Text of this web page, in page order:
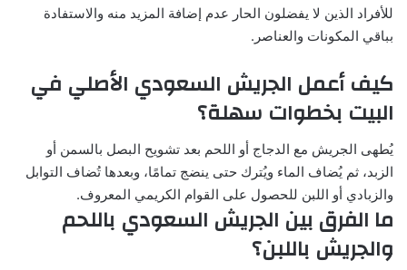
للأفراد الذين لا يفضلون الحار عدم إضافة المزيد منه والاستفادة
بباقي المكونات والعناصر.
كيف أعمل الجريش السعودي الأصلي في
البيت بخطوات سهلة؟
يُطهى الجريش مع الدجاج أو اللحم بعد تشويح البصل بالسمن أو
الزبد، ثم يُضاف الماء ويُترك حتى ينضج تمامًا، وبعدها تُضاف التوابل
والزبادي أو اللبن للحصول على القوام الكريمي المعروف.
ما الفرق بين الجريش السعودي باللحم
والجريش باللبن؟